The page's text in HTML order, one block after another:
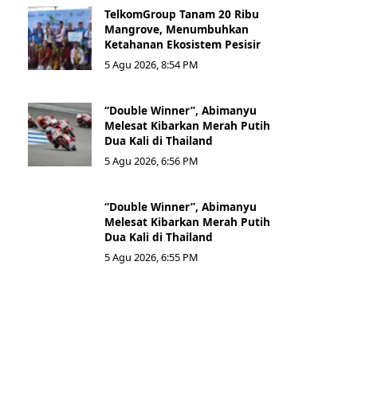
TelkomGroup Tanam 20 Ribu
Mangrove, Menumbuhkan
Ketahanan Ekosistem Pesisir
5 Agu 2026, 8:54 PM
“Double Winner”, Abimanyu
Melesat Kibarkan Merah Putih
Dua Kali di Thailand
5 Agu 2026, 6:56 PM
“Double Winner”, Abimanyu
Melesat Kibarkan Merah Putih
Dua Kali di Thailand
5 Agu 2026, 6:55 PM